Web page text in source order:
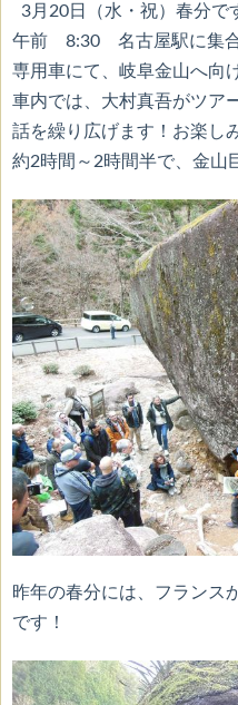
3月20日（水・祝）春分で
午前 8:30 名古屋駅に集
専用車にて、岐阜金山へ向
車内では、大村真吾がツア
話を繰り広げます！お楽し
約2時間～2時間半で、金山
昨年の春分には、フランス
です！